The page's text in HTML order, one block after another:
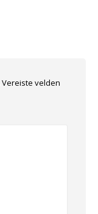
Vereiste velden